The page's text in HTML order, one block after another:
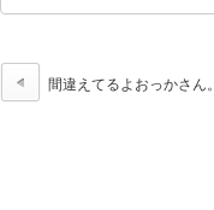
間違えてるよおっかさん。